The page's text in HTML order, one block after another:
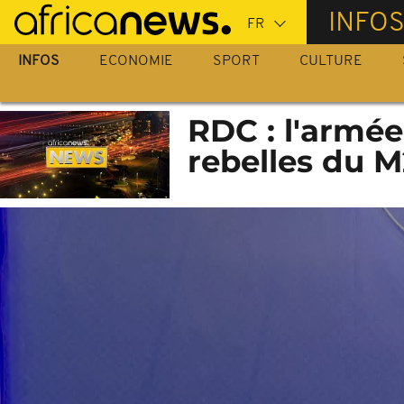
Passer
au
contenu
INFOS
INFOS ECONOMIE SPORT CULTURE
RDC :
rebelles du